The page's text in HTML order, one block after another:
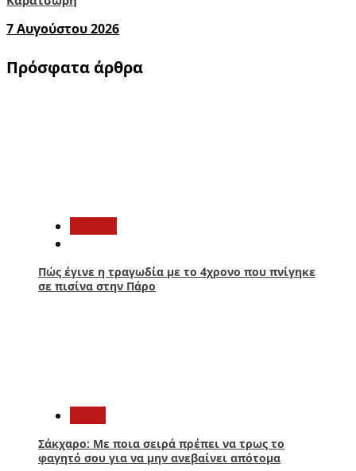
7 Αυγούστου 2026
Πρόσφατα άρθρα
Πώς έγινε η τραγωδία με το 4χρονο που πνίγηκε
σε πισίνα στην Πάρο
Σάκχαρο: Με ποια σειρά πρέπει να τρως το
φαγητό σου για να μην ανεβαίνει απότομα